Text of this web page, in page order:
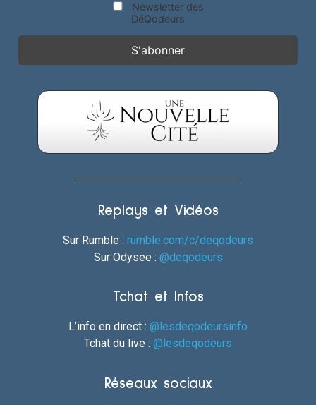
Newsletter des
DéQodeurs
Replays et Vidéos
Sur Rumble : rumble.com/c/deqodeurs
Sur Odysee : @deqodeurs
Tchat et Infos
L’info en direct : @lesdeqodeursinfo
Tchat du live : @lesdeqodeurs
Réseaux sociaux